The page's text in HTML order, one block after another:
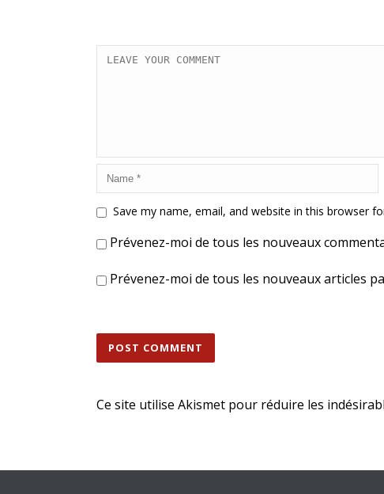
Save my name, email, and website in this browser
Prévenez-moi de tous les nouveaux
Prévenez-moi de tous les nouveaux articles
Ce site utilise Akismet pour réduire les